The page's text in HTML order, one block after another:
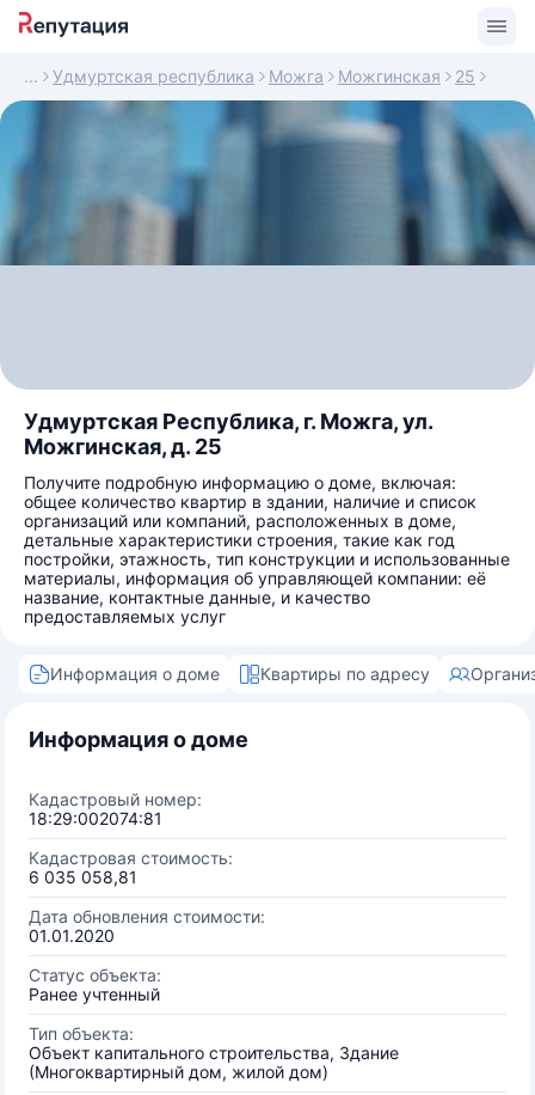
Удмуртская республика Можга Можгинская 25
Удмуртская Республика, г. Можга, ул.
Можгинская, д. 25
Получите подробную информацию о доме, включая:
общее количество квартир в здании, наличие и список
организаций или компаний, расположенных в доме,
детальные характеристики строения, такие как год
постройки, этажность, тип конструкции и использованные
материалы, информация об управляющей компании: её
название, контактные данные, и качество
предоставляемых услуг
Информация о доме Квартиры по адресу
Информация о доме
Кадастровый номер:
18:29:002074:81
Кадастровая стоимость:
6 035 058,81
Дата обновления стоимости:
01.01.2020
Статус объекта:
Ранее учтенный
Тип объекта:
Объект капитального строительства, Здание
(Многоквартирный дом, жилой дом)